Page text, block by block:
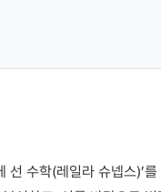
선 수학(레일라 슈넵스)’